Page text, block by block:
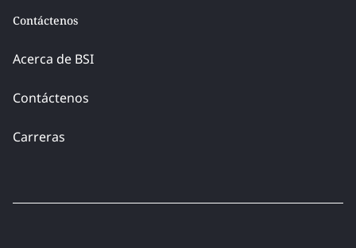
Contáctenos
Acerca de BSI
Contáctenos
Carreras